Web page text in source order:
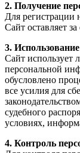
2. Получение
Для регистрации на
3.
Сайт использует
персональной
обусловлено процедурой
все усилия для сбережения в сохранности личных
законодательством,
судебного распоряжения или
4. Контроль